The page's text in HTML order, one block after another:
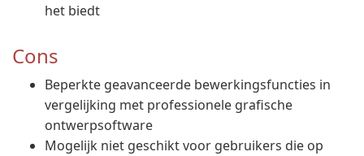
het biedt
Cons
Beperkte geavanceerde bewerkingsfuncties in
vergelijking met professionele grafische
ontwerpsoftware
Mogelijk niet geschikt voor gebruikers die op